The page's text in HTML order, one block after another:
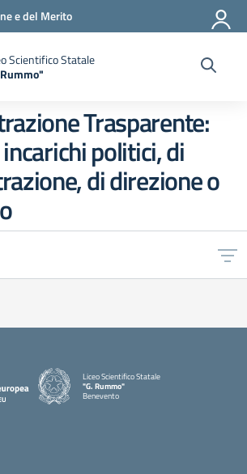
e del Merito
Scientifico Statale
Trasparente:
politici, di
di direzione o
Liceo Scientifico Statale
"G. Rummo"
Benevento